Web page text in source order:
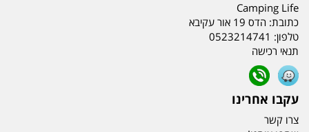
Camping Life
כתובת: הדס 19 אור עקיבא
טלפון: 0523214741
תנאי רכישה
עקבו אחרינו
צרו קשר